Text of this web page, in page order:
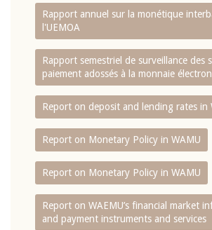
Rapport annuel sur la monétique
l'UEMOA
Rapport semestriel de surveillance des
paiement adossés à la monnaie
Report on deposit and lending rates in
Report on Monetary Policy in WAMU
Report on Monetary Policy in WAMU
Report on WAEMU’s financial market
and payment instruments and services